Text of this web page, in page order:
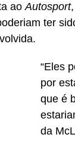
aoAutosport
ter
“Eles
por
que é
da